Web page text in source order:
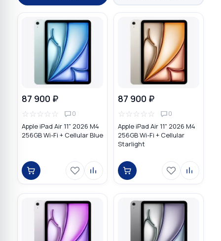
87 900 ₽
☆☆☆☆☆ 0
Apple iPad Air 11" 2026 M4
256GB Wi-Fi + Cellular Blue
87 900 ₽
☆☆☆☆☆ 0
Apple iPad Air 11" 2026 M4
256GB Wi-Fi + Cellular
Starlight